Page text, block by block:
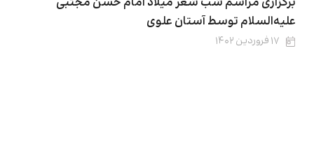
علیه‌السلام توسط آستان علوی
۱۷ فروردین ۱۴۰۲